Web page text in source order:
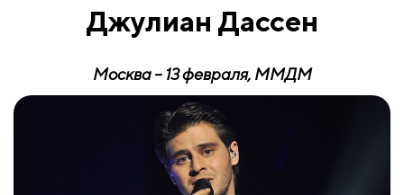
Джулиан Дассен
Москва – 13 февраля, ММДМ